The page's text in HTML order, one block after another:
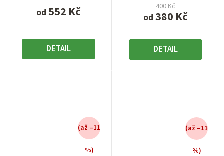
od 552 Kč
DETAIL
od 380 Kč
400 Kč
DETAIL
(až –11
%)
(až –11
%)